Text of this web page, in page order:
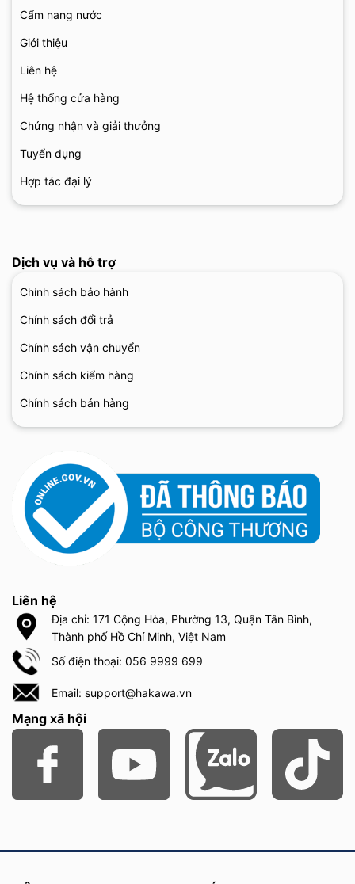
Cẩm nang nước
Giới thiệu
Liên hệ
Hệ thống cửa hàng
Chứng nhận và giải thưởng
Tuyển dụng
Hợp tác đại lý
Dịch vụ và hỗ trợ
Chính sách bảo hành
Chính sách đổi trả
Chính sách vận chuyển
Chính sách kiểm hàng
Chính sách bán hàng
Liên hệ
Địa chỉ: 171 Cộng Hòa, Phường 13, Quận Tân Bình,
Thành phố Hồ Chí Minh, Việt Nam
Số điện thoại: 056 9999 699
Email: support@hakawa.vn
Mạng xã hội